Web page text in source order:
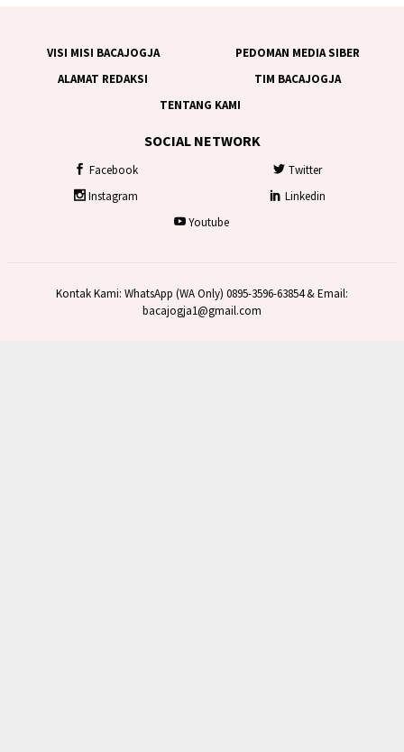
VISI MISI BACAJOGJA
PEDOMAN MEDIA SIBER
ALAMAT REDAKSI
TIM BACAJOGJA
TENTANG KAMI
SOCIAL NETWORK
Facebook
Twitter
Instagram
Linkedin
Youtube
Kontak Kami: WhatsApp (WA Only) 0895-3596-63854 & Email:
bacajogja1@gmail.com